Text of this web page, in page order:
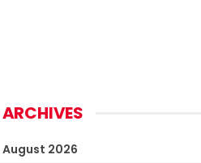
ARCHIVES
August 2026